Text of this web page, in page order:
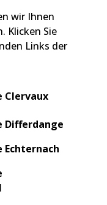
wir Ihnen
Klicken Sie
Links der
Clervaux
Differdange
Echternach